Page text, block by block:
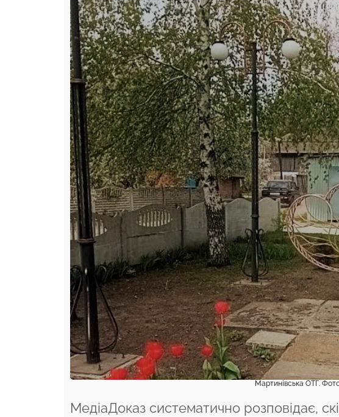
Мартинівська ОТГ.
МедіаДоказ систематично розповідає,